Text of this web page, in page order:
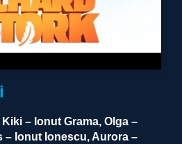
– Ionut Grama, Olga –
– Ionut Ionescu, Aurora –